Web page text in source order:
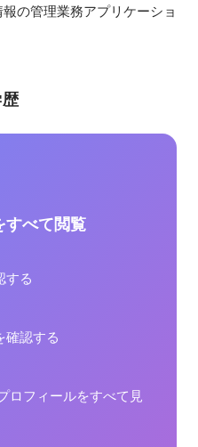
の管理業務アプリケーショ
すべて閲覧
する
確認する
ロフィールをすべて見